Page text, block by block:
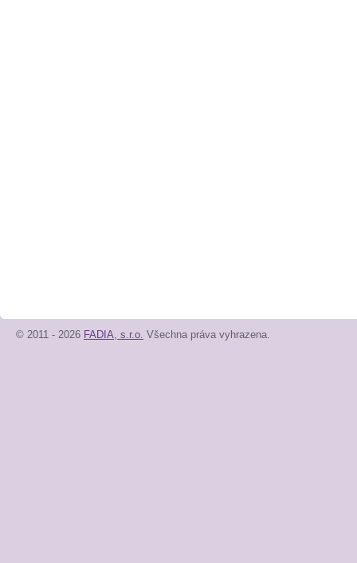
© 2011 - 2026 FADIA, s.r.o. Všechna práva vyhrazena.